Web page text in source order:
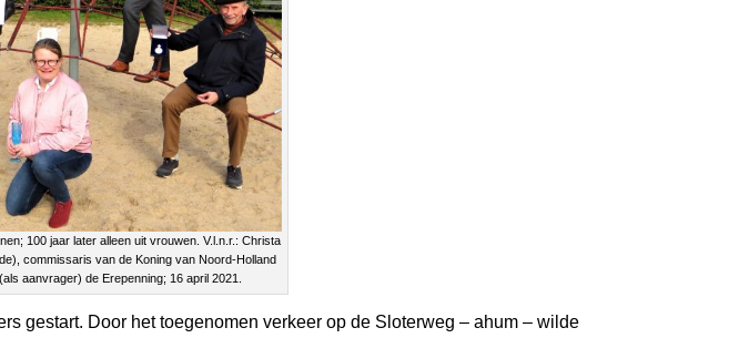
100 jaar later alleen uit vrouwen. V.l.n.r.: Christa
commissaris van de Koning van Noord-Holland
aanvrager) de Erepenning; 16 april 2021.
gestart. Door het toegenomen verkeer op de Sloterweg – ahum – wilde